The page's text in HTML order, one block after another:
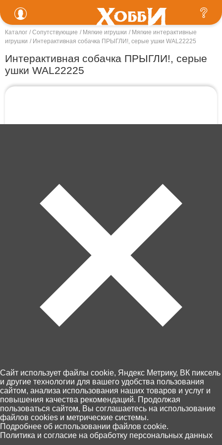
Каталог Сопутствующие Мягкие игрушки
Мягкие интерактивные
игрушки
Интерактивная собачка ПРЫГЛИ!, серые ушки WAL22225
Интерактивная собачка ПРЫГЛИ!, серые
ушки WAL22225
Товара нет в наличии
Ближайшая дата поступления - неизвестна.
Главная Каталог Корзина
0
Избранное Поиск
Cайт использует файлы cookie, Яндекс Метрику, ВК пиксель
и другие технологии для вашего удобства пользования
сайтом, анализа использования наших товаров и услуг и
повышения качества рекомендаций. Продолжая
пользоваться сайтом, Вы соглашаетесь на использование
файлов cookies и метрические системы.
Подробнее об использовании файлов cookie.
Политика и согласие на обработку персональных данных